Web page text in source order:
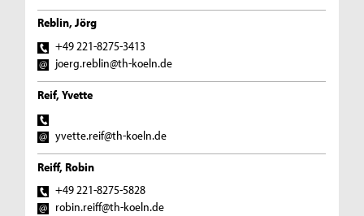
Reblin, Jörg
+49 221-8275-3413
joerg.reblin@th-koeln.de
Reif, Yvette
yvette.reif@th-koeln.de
Reiff, Robin
+49 221-8275-5828
robin.reiff@th-koeln.de